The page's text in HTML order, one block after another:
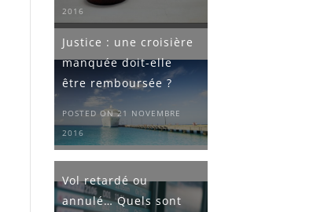
2016
Justice : une croisière
manquée doit-elle
être remboursée ?
POSTED ON 21 NOVEMBRE
2016
Vol retardé ou
annulé… Quels sont